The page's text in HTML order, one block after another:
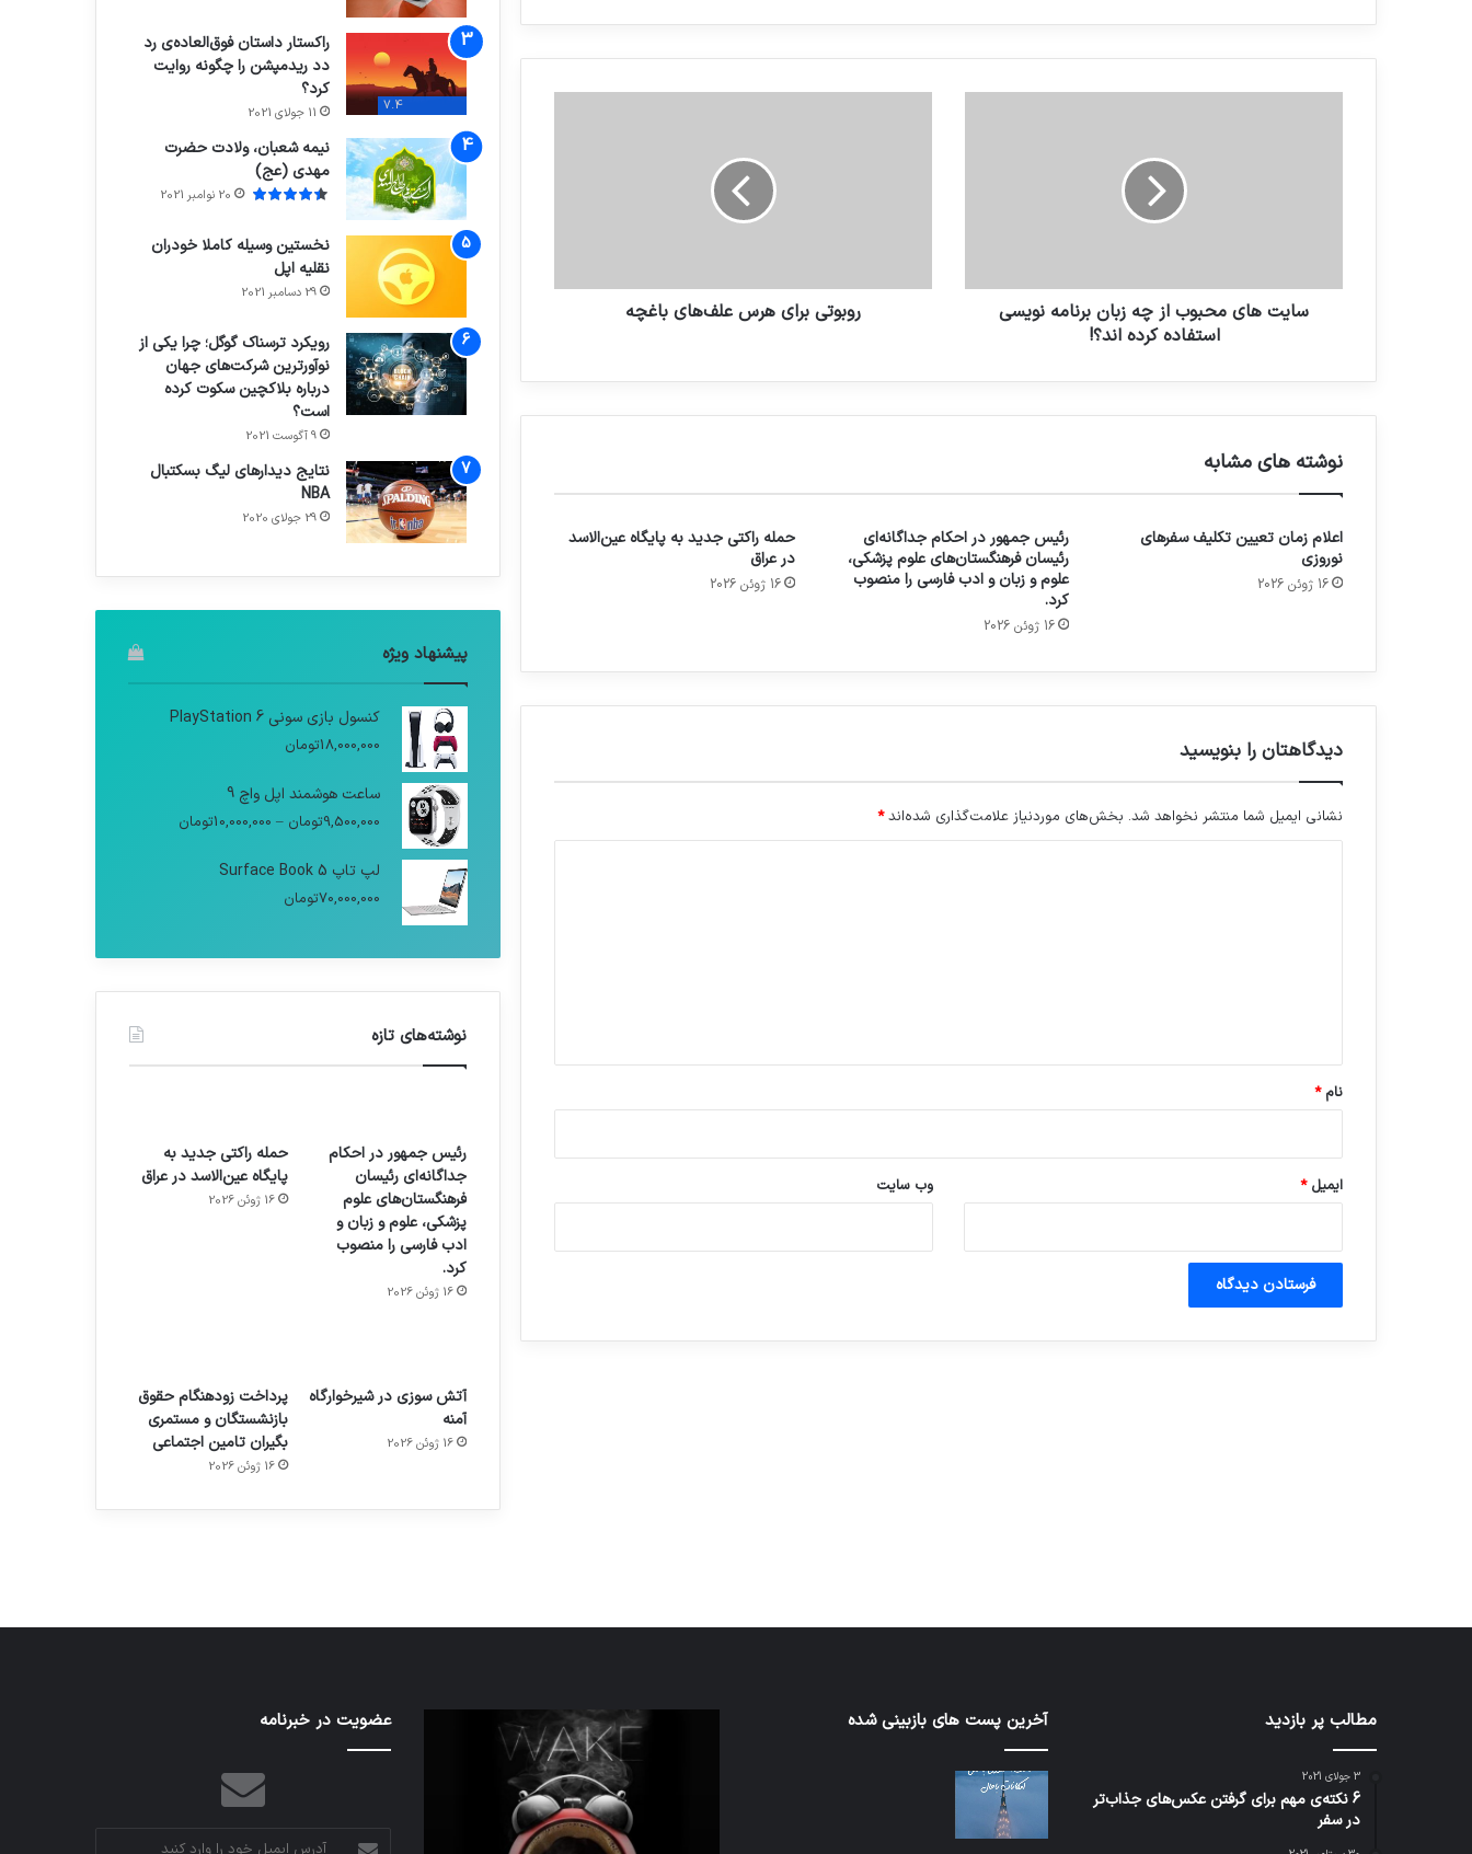
شرکت امنیتی آواست در مورد تروجانی که
سایت های محبوب از چه زبان برنامه نویسی
استفاده کرده اند؟!
روبوتی برای هرس علف‌های باغچه
نوشته های مشابه
اعلام زمان تعیین تکلیف سفرهای
نوروزی
16 ژوئن 2026
رئیس جمهور در احکام جداگانه‌ای
رئیسان فرهنگستان‌های علوم پزشکی،
علوم و زبان و ادب فارسی را منصوب
کرد.
16 ژوئن 2026
حمله راکتی جدید به پایگاه عین‌الاسد
در عراق
16 ژوئن 2026
دیدگاهتان را بنویسید
نشانی ایمیل شما منتشر نخواهد شد. بخش‌های موردنیاز علامت‌گذاری شده‌اند*
نام*
ایمیل* وب‌ سایت
7.4
راکستار داستان فوق‌العاده‌ی رد
دد ریدمپشن را چگونه روایت
کرد؟
11 جولای 2021
نیمه شعبان، ولادت حضرت
مهدی (عج)
20 نوامبر 2021
نخستین وسیله کاملا خودران
نقلیه اپل
29 دسامبر 2021
رویکرد ترسناک گوگل؛ چرا یکی از
نوآورترین شرکت‌های جهان
درباره بلاکچین سکوت کرده
است؟
9 آگوست 2021
نتایج دیدار‌های لیگ بسکتبال
NBA
29 جولای 2020
پیشنهاد ویژه
کنسول بازی سونی PlayStation 6
18,000,000تومان
ساعت هوشمند اپل واچ 9
9,500,000تومان –
10,000,000تومان
لپ تاپ Surface Book 5
70,000,000تومان
نوشته‌های تازه
رئیس جمهور در احکام
جداگانه‌ای رئیسان
فرهنگستان‌های علوم
پزشکی، علوم و زبان و
ادب فارسی را منصوب
کرد.
16 ژوئن 2026
حمله راکتی جدید به
پایگاه عین‌الاسد در عراق
16 ژوئن 2026
آتش سوزی در شیرخوارگاه
آمنه
16 ژوئن 2026
پرداخت زودهنگام حقوق
بازنشستگان و مستمری
بگیران تامین اجتماعی
16 ژوئن 2026
هدفون های 2023
مطالب پر بازدید
3 جولای 2021
6 نکته‌ی مهم برای گرفتن عکس‌های جذاب‌تر
در سفر
آخرین پست های بازبینی شده
کدام
پیام‌رسان
کاربران
نخستین
کاملا
خودران
نقلیه
اپل
اف‌ای‌تی‌اف
عضویت در خبرنامه
آدرس